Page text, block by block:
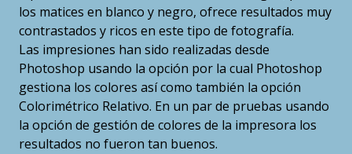
los matices en blanco y negro, ofrece resultados muy
contrastados y ricos en este tipo de fotografía.
Las impresiones han sido realizadas desde
Photoshop usando la opción por la cual Photoshop
gestiona los colores así como también la opción
Colorimétrico Relativo. En un par de pruebas usando
la opción de gestión de colores de la impresora los
resultados no fueron tan buenos.